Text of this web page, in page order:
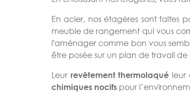
En acier, nos étagères sont faites
meuble de rangement qui vous
l'aménager comme bon vous
être posée sur un plan de travail
Leur revêtement thermolaqué leur
chimiques nocifs pour